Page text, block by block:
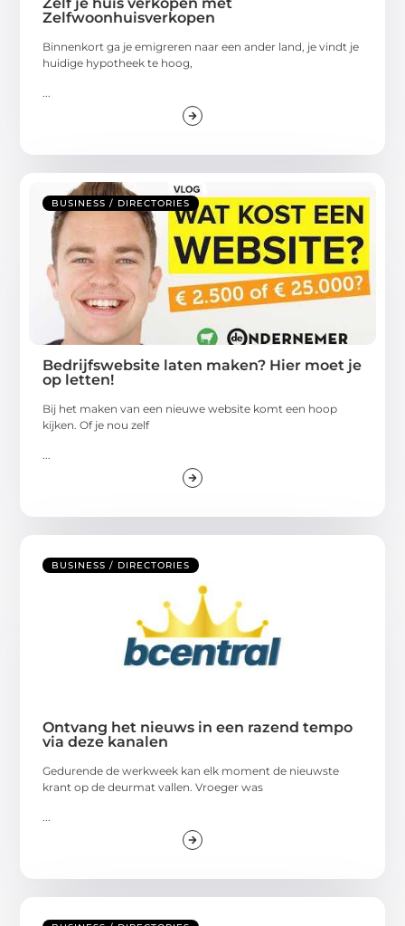
Zelfwoonhuisverkopen
Binnenkort ga je emigreren naar een ander land, je vindt je
huidige hypotheek te hoog,
BUSINESS / DIRECTORIES
Bedrijfswebsite laten maken? Hier moet je
op letten!
Bij het maken van een nieuwe website komt een hoop
kijken. Of je nou zelf
BUSINESS / DIRECTORIES
Ontvang het nieuws in een razend tempo
via deze kanalen
Gedurende de werkweek kan elk moment de nieuwste
krant op de deurmat vallen. Vroeger was